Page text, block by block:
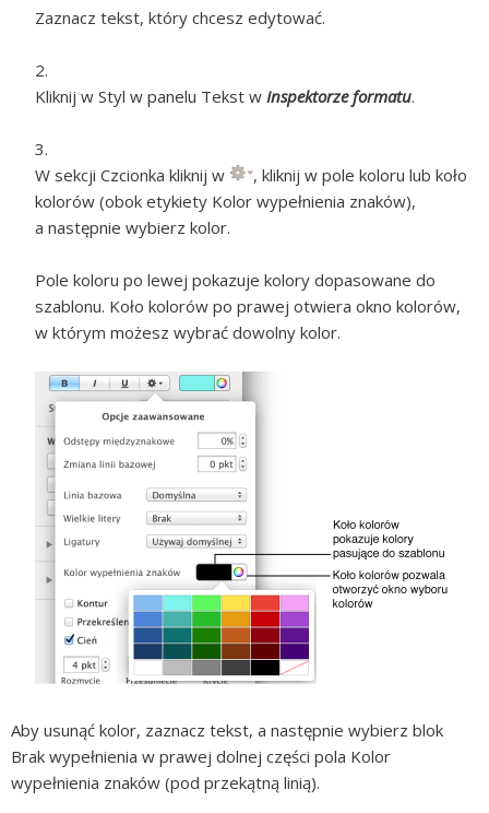
Zaznacz tekst, który chcesz edytować.
Kliknij w Styl w panelu Tekst w Inspektorze formatu.
W sekcji Czcionka kliknij w
, kliknij w pole koloru lub koło
kolorów (obok etykiety Kolor wypełnienia znaków),
a następnie wybierz kolor.
Pole koloru po lewej pokazuje kolory dopasowane do
szablonu. Koło kolorów po prawej otwiera okno kolorów,
w którym możesz wybrać dowolny kolor.
Aby usunąć kolor, zaznacz tekst, a następnie wybierz blok
Brak wypełnienia w prawej dolnej części pola Kolor
wypełnienia znaków (pod przekątną linią).